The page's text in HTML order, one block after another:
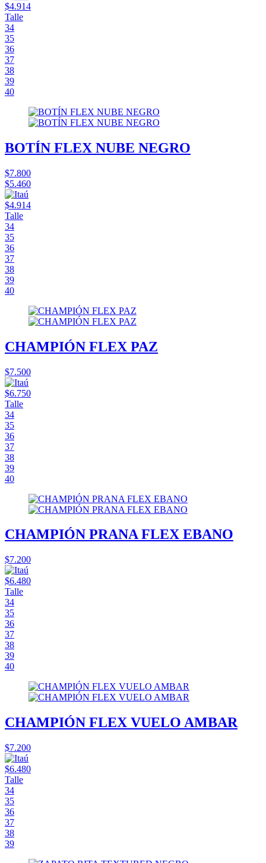
$4.914
Talle
34
35
36
37
38
39
40
BOTÍN FLEX NUBE NEGRO
$7.800
$5.460
$4.914
Talle
34
35
36
37
38
39
40
CHAMPIÓN FLEX PAZ
$7.500
$6.750
Talle
34
35
36
37
38
39
40
CHAMPIÓN PRANA FLEX EBANO
$7.200
$6.480
Talle
34
35
36
37
38
39
40
CHAMPIÓN FLEX VUELO AMBAR
$7.200
$6.480
Talle
34
35
36
37
38
39